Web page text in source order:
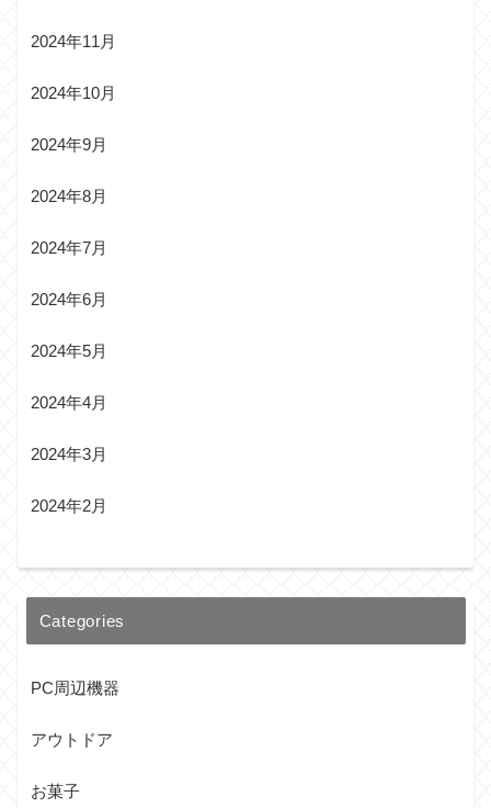
2024年11月
2024年10月
2024年9月
2024年8月
2024年7月
2024年6月
2024年5月
2024年4月
2024年3月
2024年2月
Categories
PC周辺機器
アウトドア
お菓子